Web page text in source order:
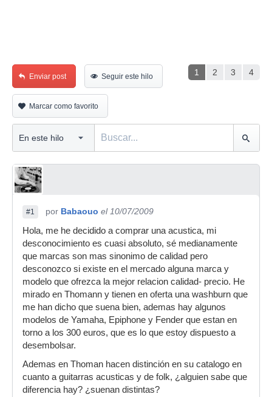
1 2 3 4
Enviar post Seguir este hilo
Marcar como favorito
#1 por Babaouo el 10/07/2009
Hola, me he decidido a comprar una acustica, mi
desconocimiento es cuasi absoluto, sé medianamente
que marcas son mas sinonimo de calidad pero
desconozco si existe en el mercado alguna marca y
modelo que ofrezca la mejor relacion calidad- precio. He
mirado en Thomann y tienen en oferta una washburn que
me han dicho que suena bien, ademas hay algunos
modelos de Yamaha, Epiphone y Fender que estan en
torno a los 300 euros, que es lo que estoy dispuesto a
desembolsar.
Ademas en Thoman hacen distinción en su catalogo en
cuanto a guitarras acusticas y de folk, ¿alguien sabe que
diferencia hay? ¿suenan distintas?